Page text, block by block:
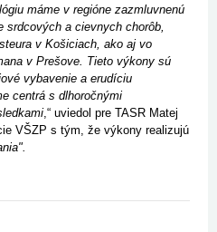
máme v regióne zazmluvnenú
srdcových a cievnych chorôb,
v Košiciach, ako aj vo
v Prešove. Tieto výkony sú
vybavenie a erudíciu
centrá s dlhoročnými
,“ uviedol pre TASR Matej
VŠZP s tým, že výkony realizujú